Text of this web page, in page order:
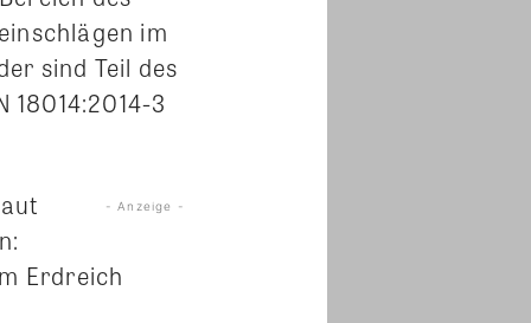
im
sind Teil des
3
- Anzeige -
Erdreich